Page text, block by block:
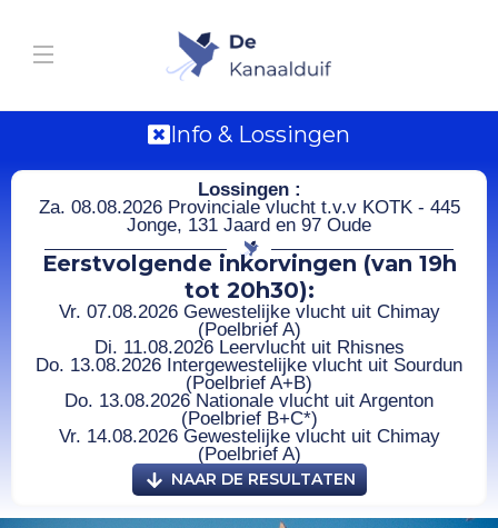
Info & Lossingen
Lossingen :
Za. 08.08.2026 Provinciale vlucht t.v.v KOTK - 445
Jonge, 131 Jaard en 97 Oude
Eerstvolgende inkorvingen (van 19h
tot 20h30):
Vr. 07.08.2026 Gewestelijke vlucht uit Chimay
(Poelbrief A)
Di. 11.08.2026 Leervlucht uit Rhisnes
Do. 13.08.2026 Intergewestelijke vlucht uit Sourdun
(Poelbrief A+B)
Do. 13.08.2026 Nationale vlucht uit Argenton
(Poelbrief B+C*)
Vr. 14.08.2026 Gewestelijke vlucht uit Chimay
(Poelbrief A)
NAAR DE RESULTATEN